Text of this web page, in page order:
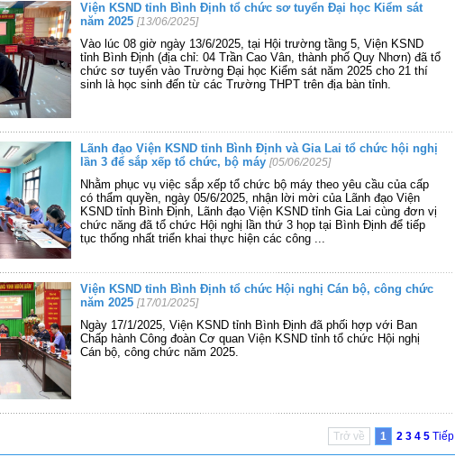
Viện KSND tỉnh Bình Định tổ chức sơ tuyển Đại học Kiểm sát
năm 2025 [13/06/2025]
Vào lúc 08 giờ ngày 13/6/2025, tại Hội trường tầng 5, Viện KSND
tỉnh Bình Định (địa chỉ: 04 Trần Cao Vân, thành phố Quy Nhơn) đã tổ
chức sơ tuyển vào Trường Đại học Kiểm sát năm 2025 cho 21 thí
sinh là học sinh đến từ các Trường THPT trên địa bàn tỉnh.
Lãnh đạo Viện KSND tỉnh Bình Định và Gia Lai tổ chức hội nghị
lần 3 để sắp xếp tổ chức, bộ máy [05/06/2025]
Nhằm phục vụ việc sắp xếp tổ chức bộ máy theo yêu cầu của cấp
có thẩm quyền, ngày 05/6/2025, nhận lời mời của Lãnh đạo Viện
KSND tỉnh Bình Định, Lãnh đạo Viện KSND tỉnh Gia Lai cùng đơn vị
chức năng đã tổ chức Hội nghị lần thứ 3 họp tại Bình Định để tiếp
tục thống nhất triển khai thực hiện các công ...
Viện KSND tỉnh Bình Định tổ chức Hội nghị Cán bộ, công chức
năm 2025 [17/01/2025]
Ngày 17/1/2025, Viện KSND tỉnh Bình Định đã phối hợp với Ban
Chấp hành Công đoàn Cơ quan Viện KSND tỉnh tổ chức Hội nghị
Cán bộ, công chức năm 2025.
Trở về 1 2 3 4 5 Tiếp